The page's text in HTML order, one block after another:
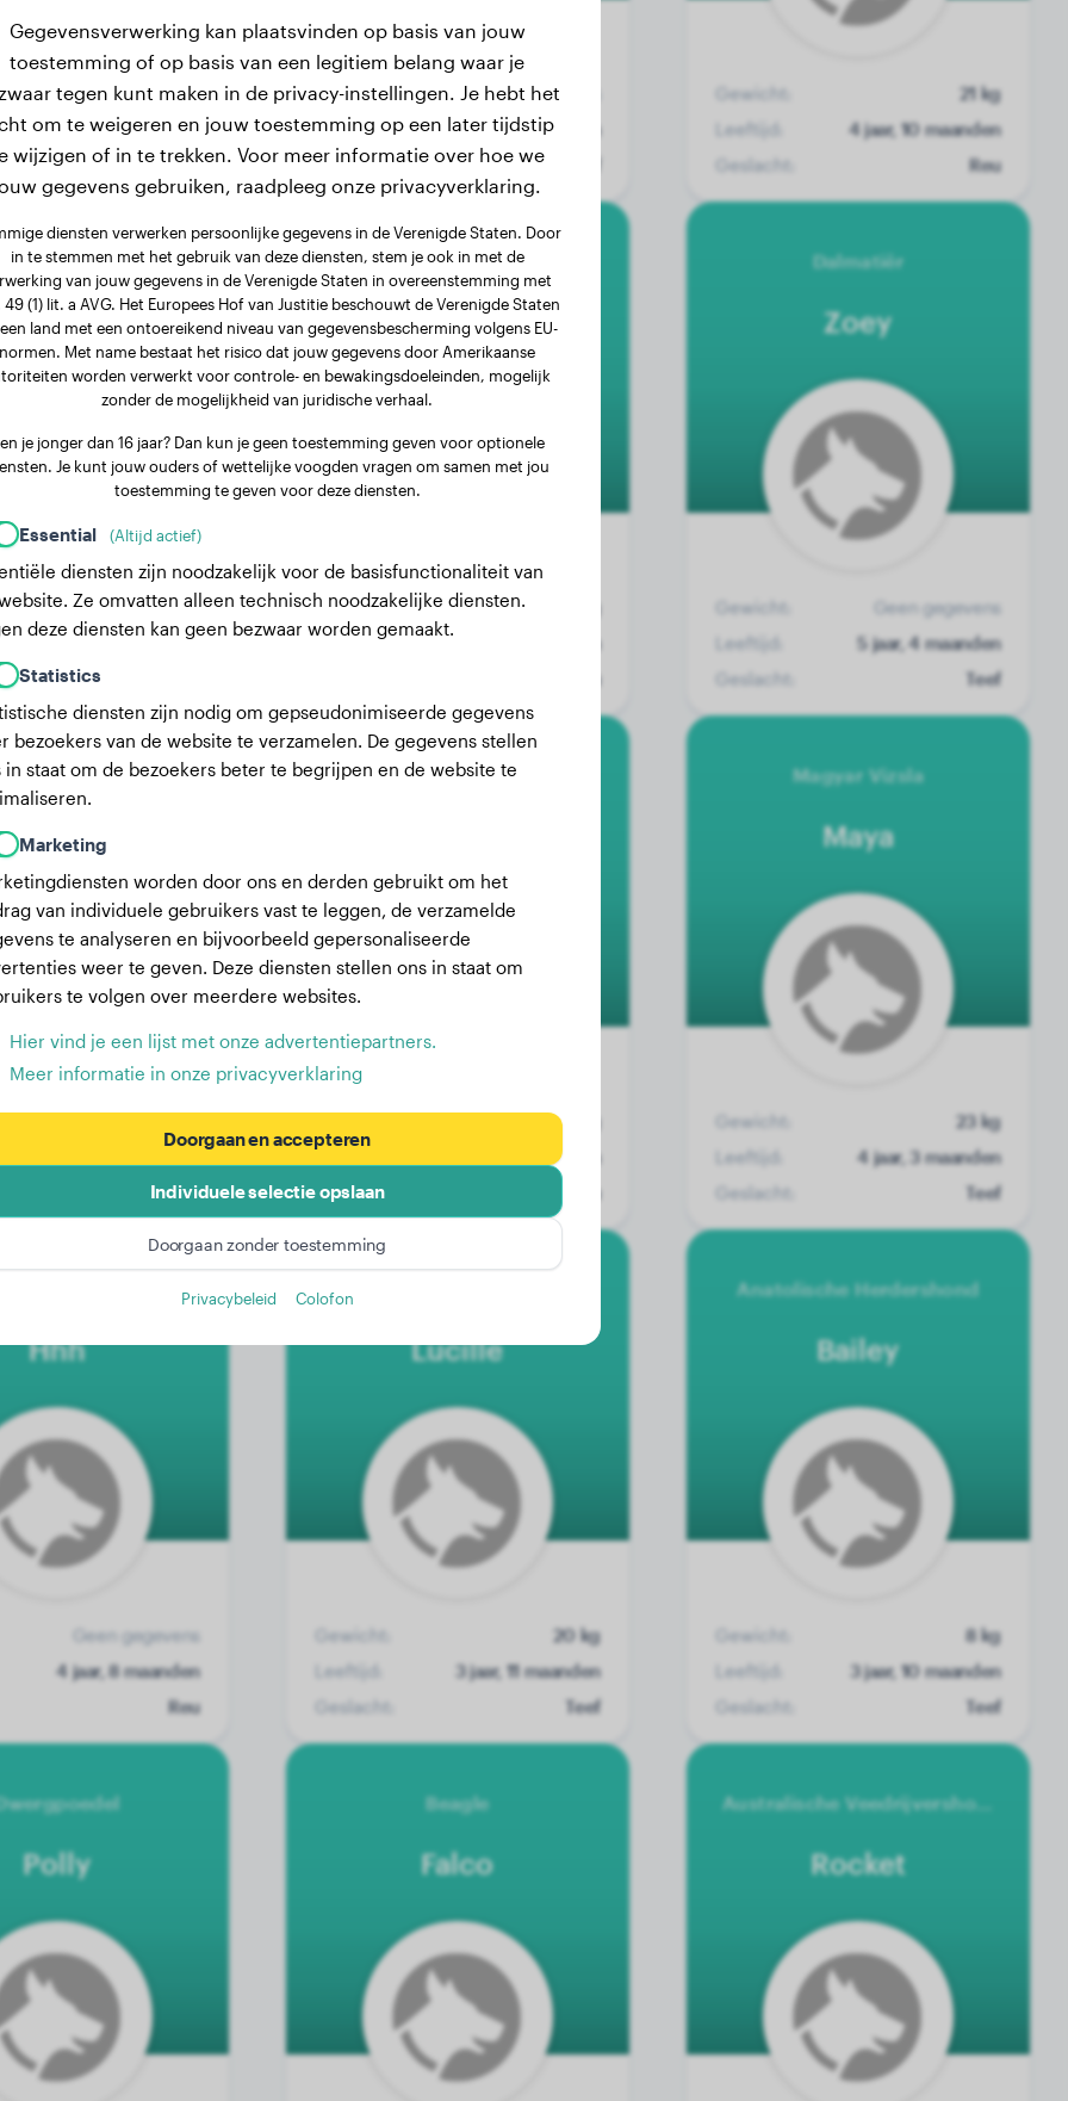
Geen gegevens
3 jaar, 6 maanden
Teef
Gewicht:
Geen gegevens
Leeftijd:
8 jaar, 9 maanden
Geslacht:
Gewicht:
21 kg
Leeftijd:
4 jaar, 10 maanden
Geslacht:
Reu
Border Collie
Marley
7 kg
3 jaar, 7 maanden
Amerikaanse Bulldog
Alois
Gewicht:
Leeftijd:
Dalmatiër
Zoey
Gewicht:
Geen gegevens
Leeftijd:
5 jaar, 4 maanden
Geslacht:
Teef
Coated Retriever
Nunca
Teef
Australische Herder
12 kg
Leeftijd:
4 jaar, 10 maanden
Geslacht:
Magyar Vizsla
Maya
Gewicht:
23 kg
Leeftijd:
4 jaar, 3 maanden
Geslacht:
Teef
Hhh
Geen gegevens
4 jaar, 8 maanden
Reu
Lucille
Gewicht:
20 kg
Leeftijd:
3 jaar, 11 maanden
Geslacht:
Teef
Anatolische Herdershond
Bailey
Gewicht:
8 kg
Leeftijd:
3 jaar, 10 maanden
Geslacht:
Teef
Polly
Beagle
Falco
Australische Veedrijvershond
Rocket
Gegevensverwerking kan plaatsvinden op basis van jouw
toestemming of op basis van een legitiem belang waar je
tegen kunt maken in de privacy-instellingen. Je hebt het
om te weigeren en jouw toestemming op een later tijdstip
wijzigen of in te trekken. Voor meer informatie over hoe we
gegevens gebruiken, raadpleeg onze privacyverklaring.
diensten verwerken persoonlijke gegevens in de Verenigde Staten. Door
in te stemmen met het gebruik van deze diensten, stem je ook in met de
van jouw gegevens in de Verenigde Staten in overeenstemming met
49 (1) lit. a AVG. Het Europees Hof van Justitie beschouwt de Verenigde Staten
land met een ontoereikend niveau van gegevensbescherming volgens EU-
normen. Met name bestaat het risico dat jouw gegevens door Amerikaanse
worden verwerkt voor controle- en bewakingsdoeleinden, mogelijk
zonder de mogelijkheid van juridische verhaal.
je jonger dan 16 jaar? Dan kun je geen toestemming geven voor optionele
Je kunt jouw ouders of wettelijke voogden vragen om samen met jou
toestemming te geven voor deze diensten.
Essential (Altijd actief)
diensten zijn noodzakelijk voor de basisfunctionaliteit van
Ze omvatten alleen technisch noodzakelijke diensten.
deze diensten kan geen bezwaar worden gemaakt.
Statistics
diensten zijn nodig om gepseudonimiseerde gegevens
bezoekers van de website te verzamelen. De gegevens stellen
in staat om de bezoekers beter te begrijpen en de website te
Marketing
worden door ons en derden gebruikt om het
van individuele gebruikers vast te leggen, de verzamelde
te analyseren en bijvoorbeeld gepersonaliseerde
weer te geven. Deze diensten stellen ons in staat om
te volgen over meerdere websites.
Hier vind je een lijst met onze advertentiepartners.
Meer informatie in onze privacyverklaring
Doorgaan en accepteren
Individuele selectie opslaan
Doorgaan zonder toestemming
Privacybeleid Colofon